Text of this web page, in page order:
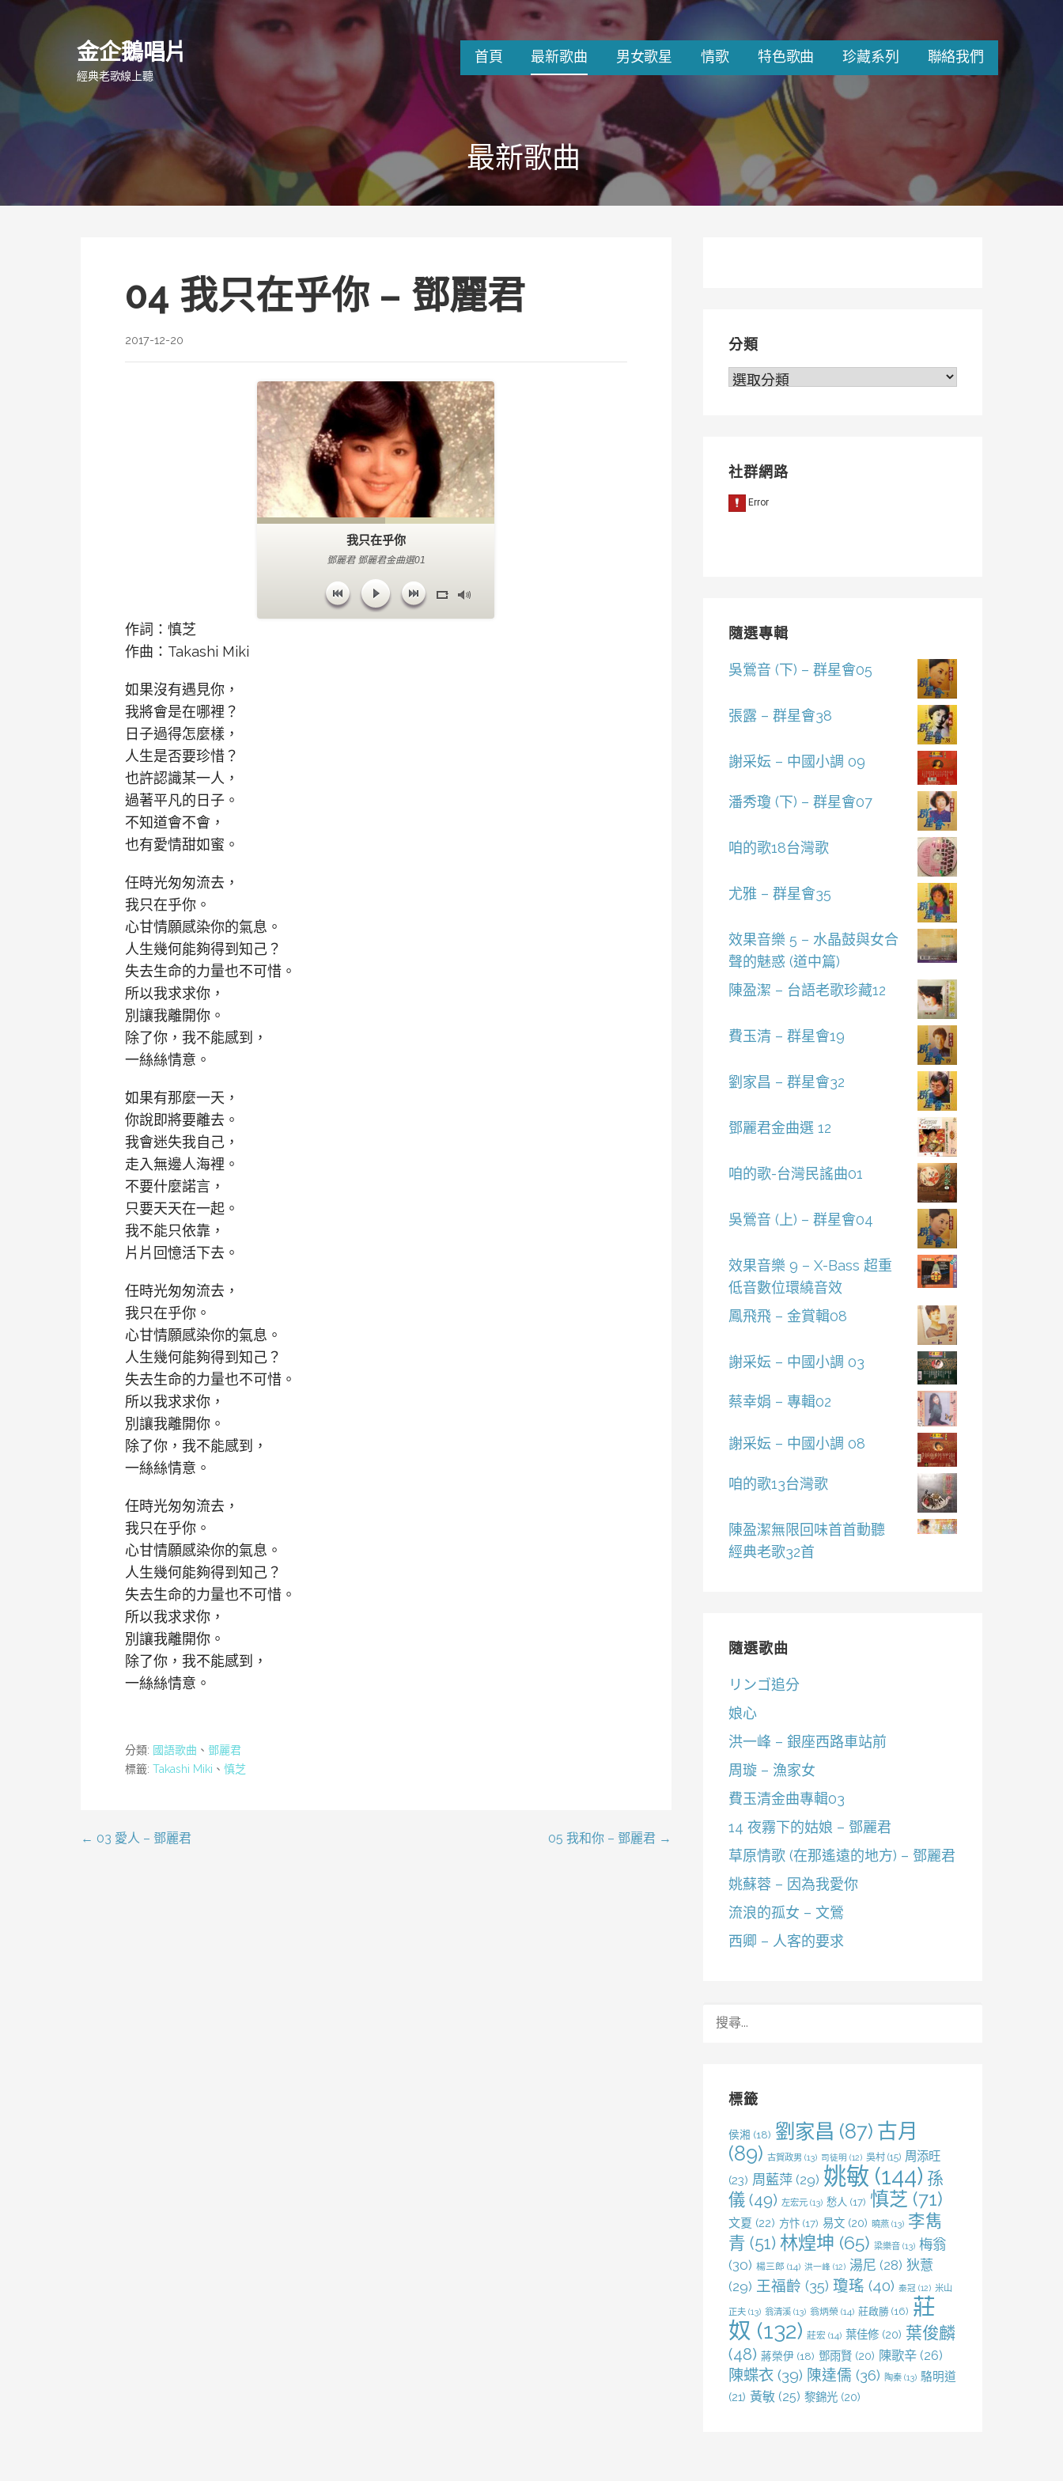
內
金企鵝唱片
經典老歌線上聽
首頁 最新歌曲 男女歌星 情歌 特色歌曲 珍藏系列 聯絡我們
最新歌曲
04 我只在乎你 – 鄧麗君
2017-12-20
我只在乎你
鄧麗君 鄧麗君金曲選01
作詞：慎芝
作曲：Takashi Miki
如果沒有遇見你，
我將會是在哪裡？
日子過得怎麼樣，
人生是否要珍惜？
也許認識某一人，
過著平凡的日子。
不知道會不會，
也有愛情甜如蜜。
任時光匆匆流去，
我只在乎你。
心甘情願感染你的氣息。
人生幾何能夠得到知己？
失去生命的力量也不可惜。
所以我求求你，
別讓我離開你。
除了你，我不能感到，
一絲絲情意。
如果有那麼一天，
你說即將要離去。
我會迷失我自己，
走入無邊人海裡。
不要什麼諾言，
只要天天在一起。
我不能只依靠，
片片回憶活下去。
任時光匆匆流去，
我只在乎你。
心甘情願感染你的氣息。
人生幾何能夠得到知己？
失去生命的力量也不可惜。
所以我求求你，
別讓我離開你。
除了你，我不能感到，
一絲絲情意。
任時光匆匆流去，
我只在乎你。
心甘情願感染你的氣息。
人生幾何能夠得到知己？
失去生命的力量也不可惜。
所以我求求你，
別讓我離開你。
除了你，我不能感到，
一絲絲情意。
分類: 國語歌曲 、 鄧麗君
標籤: Takashi Miki 、 慎芝
文
← 03 愛人 – 鄧麗君 05 我和你 – 鄧麗君 →
分類
分
社群網路
隨選專輯
吳鶯音 (下) – 群星會05
張露 – 群星會38
謝采妘 – 中國小調 09
潘秀瓊 (下) – 群星會07
咱的歌18台灣歌
尤雅 – 群星會35
效果音樂 5 – 水晶鼓與女合
聲的魅惑 (道中篇)
陳盈潔 – 台語老歌珍藏12
費玉清 – 群星會19
劉家昌 – 群星會32
鄧麗君金曲選 12
咱的歌-台灣民謠曲01
吳鶯音 (上) – 群星會04
效果音樂 9 – X-Bass 超重
低音數位環繞音效
鳳飛飛 – 金賞輯08
謝采妘 – 中國小調 03
蔡幸娟 – 專輯02
謝采妘 – 中國小調 08
咱的歌13台灣歌
陳盈潔無限回味首首動聽
經典老歌32首
隨選歌曲
リンゴ追分
娘心
洪一峰 – 銀座西路車站前
周璇 – 漁家女
費玉清金曲專輯03
14 夜霧下的姑娘 – 鄧麗君
草原情歌 (在那遙遠的地方) – 鄧麗君
姚蘇蓉 – 因為我愛你
流浪的孤女 – 文鶯
西卿 – 人客的要求
標籤
侯湘 (18) 劉家昌 (87) 古月
(89) 古賀政男 (13) 司徒明 (12) 吳村(15) 周添旺
(23) 周藍萍(29) 姚敏 (144) 孫
儀(49) 左宏元(13) 愁人 (17) 慎芝 (71)
文夏 (22) 方忭(17) 易文(20) 曉燕(13) 李雋
青 (51) 林煌坤 (65) 梁樂音(13) 梅翁
(30) 楊三郎 (14) 洪一峰 (12) 湯尼 (28) 狄薏
(29) 王福齡 (35) 瓊瑤 (40) 秦冠 (12) 米山
正夫(13) 翁清溪(13) 翁炳榮 (14) 莊啟勝(16) 莊
奴 (132) 莊宏(14) 葉佳修(20) 葉俊麟
(48) 蔣榮伊 (18) 鄧雨賢(20) 陳歌辛(26)
陳蝶衣(39) 陳達儒 (36) 陶秦(13) 駱明道
(21) 黃敏(25) 黎錦光(20)